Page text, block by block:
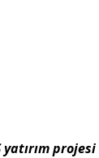
yatırım projesi